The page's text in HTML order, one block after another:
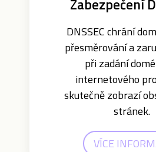
Zabezpečení
DNSSEC chrání
přesměrování a
při zadání
internetového
skutečně zobrazí
stránek.
VÍCE